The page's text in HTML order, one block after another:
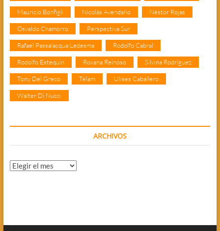
Mauricio Bonfigli Nicolás Avendaño Néstor Rojas
Osvaldo Chamorro Perspectiva Sur
Rafael Passalacqua Ledesma Rodolfo Cabral
Rodolfo Estequin Roxana Reinoso Silvina Rodríguez
Tony Del Greco Télam Ulises Caballero
Walter Di Nucci
ARCHIVOS
Archivos